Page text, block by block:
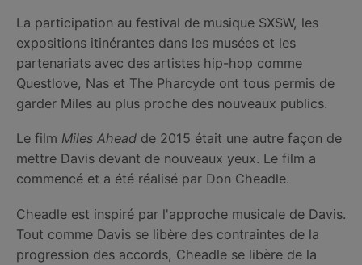
La participation au festival de musique SXSW, les
expositions itinérantes dans les musées et les
partenariats avec des artistes hip-hop comme
Questlove, Nas et The Pharcyde ont tous permis de
garder Miles au plus proche des nouveaux publics.
Le film Miles Ahead de 2015 était une autre façon de
mettre Davis devant de nouveaux yeux. Le film a
commencé et a été réalisé par Don Cheadle.
Cheadle est inspiré par l'approche musicale de Davis.
Tout comme Davis se libère des contraintes de la
progression des accords, Cheadle se libère de la